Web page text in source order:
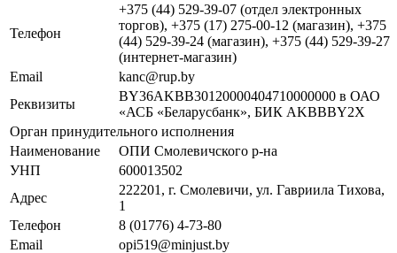
Телефон
+375 (44) 529-39-07 (отдел электронных
торгов), +375 (17) 275-00-12 (магазин), +375
(44) 529-39-24 (магазин), +375 (44) 529-39-27
(интернет-магазин)
Email
kanc@rup.by
Реквизиты
BY36AKBB30120000404710000000 в ОАО
«АСБ «Беларусбанк», БИК AKBBBY2X
Орган принудительного исполнения
Наименование
ОПИ Смолевичского р-на
УНП
600013502
Адрес
222201, г. Смолевичи, ул. Гавриила Тихова,
1
Телефон
8 (01776) 4-73-80
Email
opi519@minjust.by